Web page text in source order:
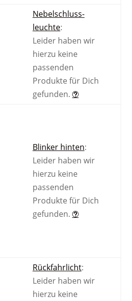
Nebel­schluss­
leuchte:
Leider haben wir
hierzu keine
passenden
Produkte für Dich
gefunden.
Blinker hinten:
Leider haben wir
hierzu keine
passenden
Produkte für Dich
gefunden.
Rückfahrlicht:
Leider haben wir
hierzu keine